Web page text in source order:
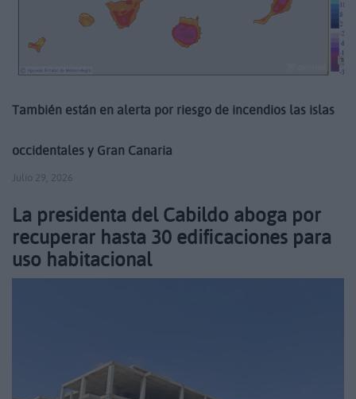
También están en alerta por riesgo de incendios las islas
occidentales y Gran Canaria
Julio 29, 2026
La presidenta del Cabildo aboga por
recuperar hasta 30 edificaciones para
uso habitacional